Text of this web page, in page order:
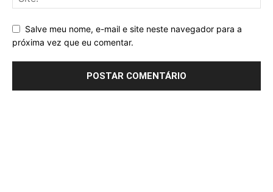
Salve meu nome, e-mail e site neste navegador para a
próxima vez que eu comentar.